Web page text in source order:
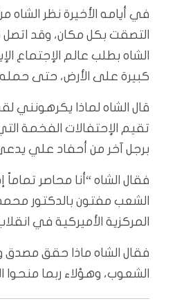
في أيامه الأخيرة نظر الشاه
التصقت بكل مكان، وقد اتصل
الشاه بطلب عالم الإجتماع
كبيرة على الأرض، حتى حمله
قال الشاه لماذا يكرهونني
تقيم الإحتفالات الفخمة
برجل آخر من أحفاد علي يدعى
فقال الشاه “أنا محاصر
الشعب مفتون بالدكتور
المركزية الأميركية في
فقال الشاه ماذا حقق مصدق
الشعوب، وهؤلاء ربما منحوا